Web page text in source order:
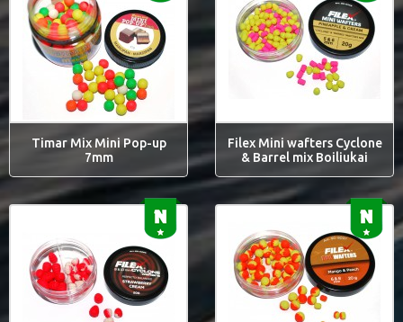
Timar Mix Mini Pop-up
7mm
Filex Mini wafters Cyclone
& Barrel mix Boiliukai